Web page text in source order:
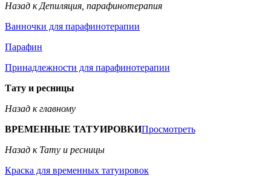
Назад к Депиляция, парафинотерапия
Ванночки для парафинотерапии
Парафин
Принадлежности для парафинотерапии
Тату и ресницы
Назад к главному
ВРЕМЕННЫЕ ТАТУИРОВКИПросмотреть
Назад к Тату и ресницы
Краска для временных татуировок